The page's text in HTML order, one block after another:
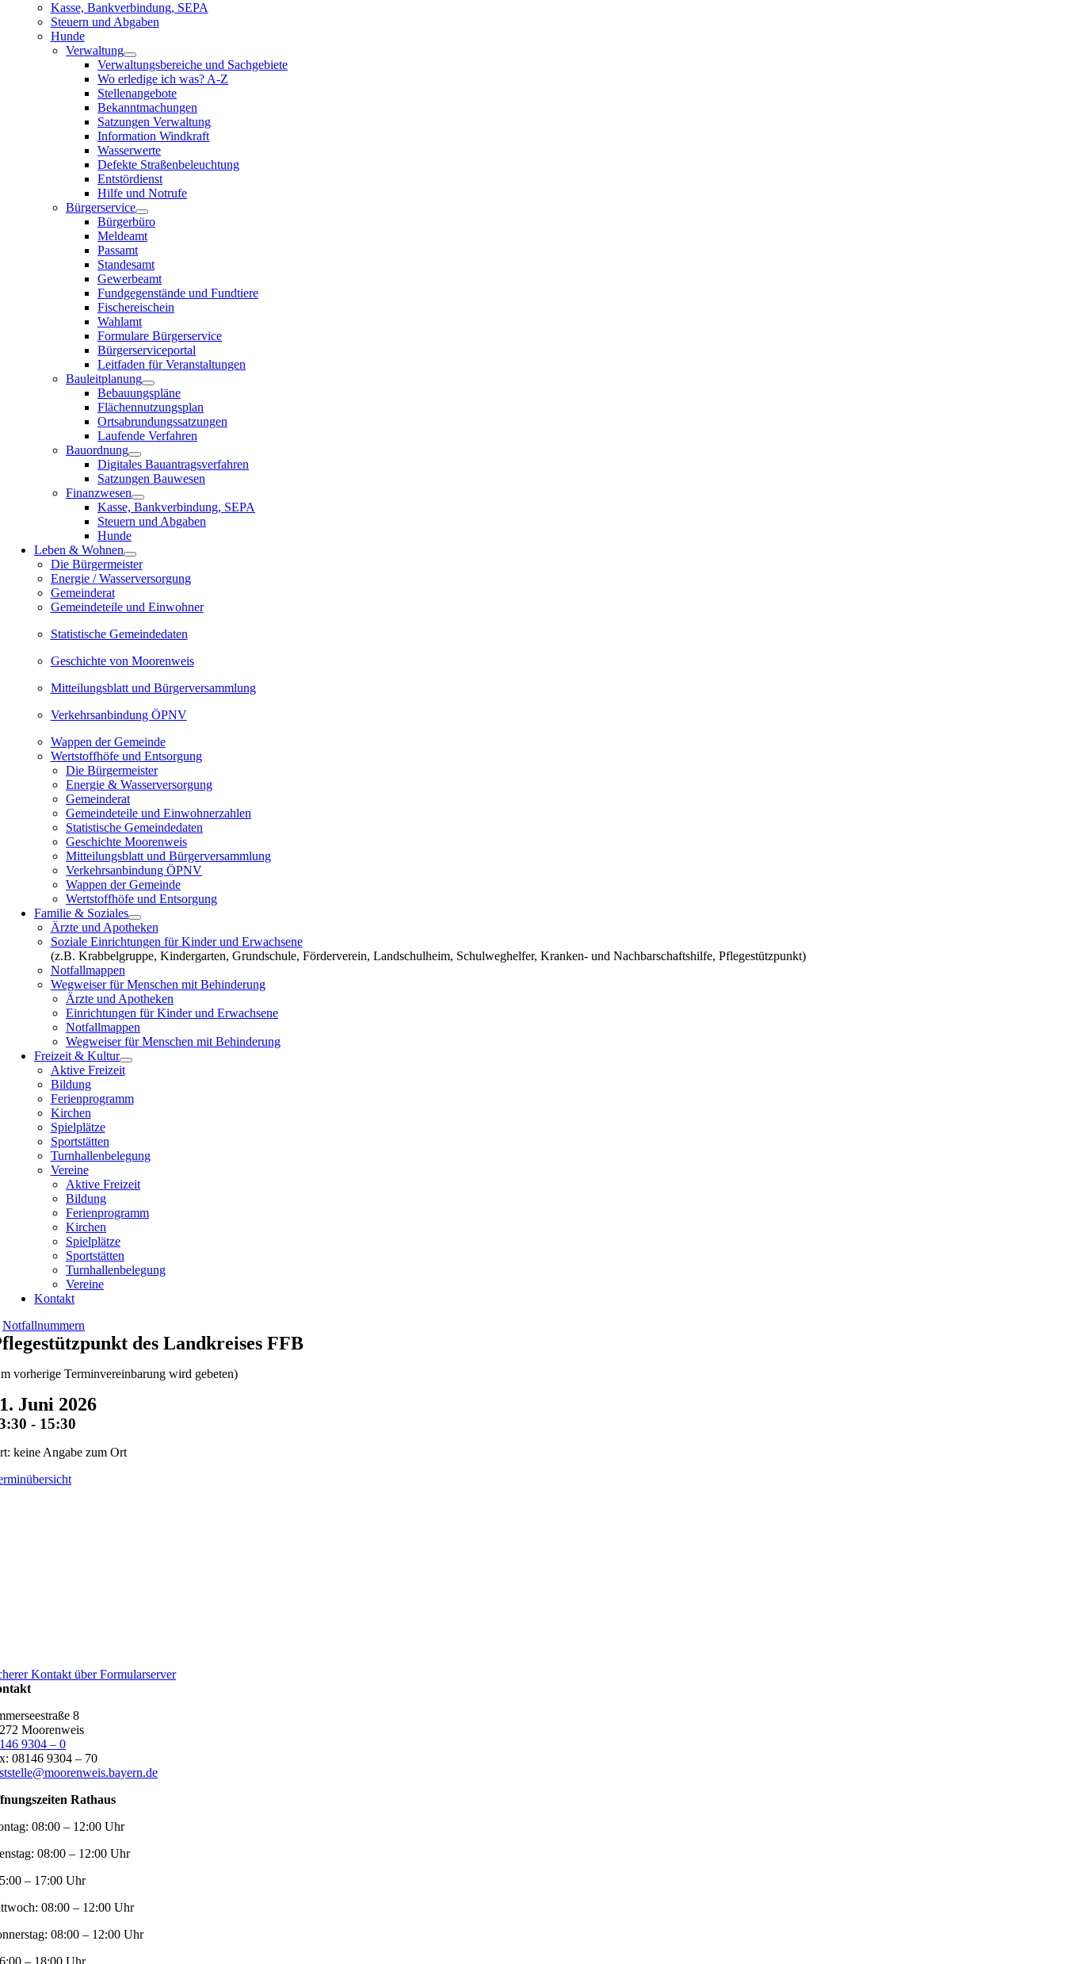
Kasse, Bankverbindung, SEPA
Steuern und Abgaben
Hunde
Verwaltung
Verwaltungsbereiche und Sachgebiete
Wo erledige ich was? A-Z
Stellenangebote
Bekanntmachungen
Satzungen Verwaltung
Information Windkraft
Wasserwerte
Defekte Straßenbeleuchtung
Entstördienst
Hilfe und Notrufe
Bürgerservice
Bürgerbüro
Meldeamt
Passamt
Standesamt
Gewerbeamt
Fundgegenstände und Fundtiere
Fischereischein
Wahlamt
Formulare Bürgerservice
Bürgerserviceportal
Leitfaden für Veranstaltungen
Bauleitplanung
Bebauungspläne
Flächennutzungsplan
Ortsabrundungssatzungen
Laufende Verfahren
Bauordnung
Digitales Bauantragsverfahren
Satzungen Bauwesen
Finanzwesen
Kasse, Bankverbindung, SEPA
Steuern und Abgaben
Hunde
Leben & Wohnen
Die Bürgermeister
Energie / Wasserversorgung
Gemeinderat
Gemeindeteile und Einwohner
Statistische Gemeindedaten
Geschichte von Moorenweis
Mitteilungsblatt und Bürgerversammlung
Verkehrsanbindung ÖPNV
Wappen der Gemeinde
Wertstoffhöfe und Entsorgung
Die Bürgermeister
Energie & Wasserversorgung
Gemeinderat
Gemeindeteile und Einwohnerzahlen
Statistische Gemeindedaten
Geschichte Moorenweis
Mitteilungsblatt und Bürgerversammlung
Verkehrsanbindung ÖPNV
Wappen der Gemeinde
Wertstoffhöfe und Entsorgung
Familie & Soziales
Ärzte und Apotheken
Soziale Einrichtungen für Kinder und Erwachsene
(z.B. Krabbelgruppe, Kindergarten, Grundschule, Förderverein, Landschulheim, Schulweghelfer, Kranken- und Nachbarschaftshilfe, Pflegestützpunkt)
Notfallmappen
Wegweiser für Menschen mit Behinderung
Ärzte und Apotheken
Einrichtungen für Kinder und Erwachsene
Notfallmappen
Wegweiser für Menschen mit Behinderung
Freizeit & Kultur
Aktive Freizeit
Bildung
Ferienprogramm
Kirchen
Spielplätze
Sportstätten
Turnhallenbelegung
Vereine
Aktive Freizeit
Bildung
Ferienprogramm
Kirchen
Spielplätze
Sportstätten
Turnhallenbelegung
Vereine
Kontakt
Notfallnummern
des Landkreises FFB
vorherige Terminvereinbarung wird gebeten)
Juni 2026
- 15:30
keine Angabe zum Ort
Kontakt über Formularserver
8
Moorenweis
9304 – 0
08146 9304 – 70
Rathaus
08:00 – 12:00 Uhr
08:00 – 12:00 Uhr
– 17:00 Uhr
08:00 – 12:00 Uhr
08:00 – 12:00 Uhr
– 18:00 Uhr